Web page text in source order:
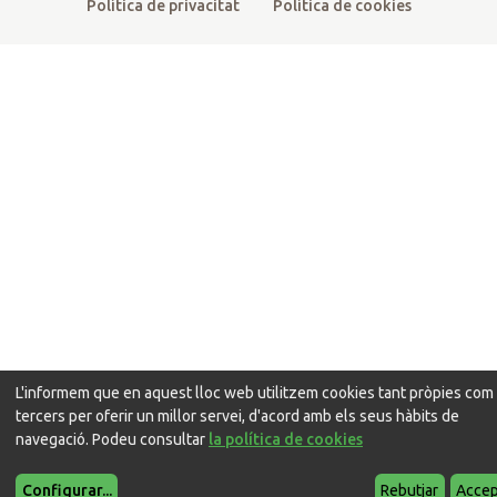
Política de privacitat
Política de cookies
L'informem que en aquest lloc web utilitzem cookies tant pròpies com
tercers per oferir un millor servei, d'acord amb els seus hàbits de
navegació. Podeu consultar la política de cookies
Configurar... Rebutjar